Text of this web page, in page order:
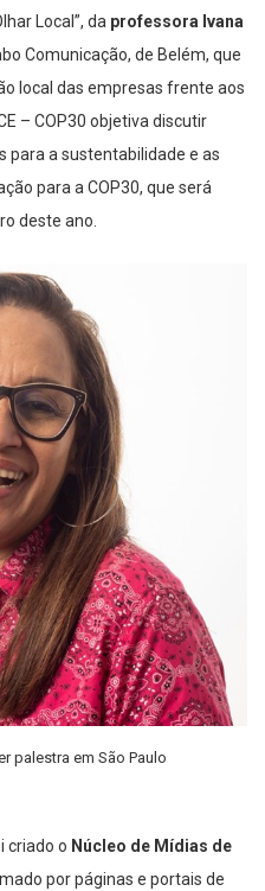
Local”, da professora Ivana
Comunicação, de Belém, que
local das empresas frente aos
– COP30 objetiva discutir
para a sustentabilidade e as
para a COP30, que será
deste ano.
palestra em São Paulo
criado o Núcleo de Mídias de
por páginas e portais de